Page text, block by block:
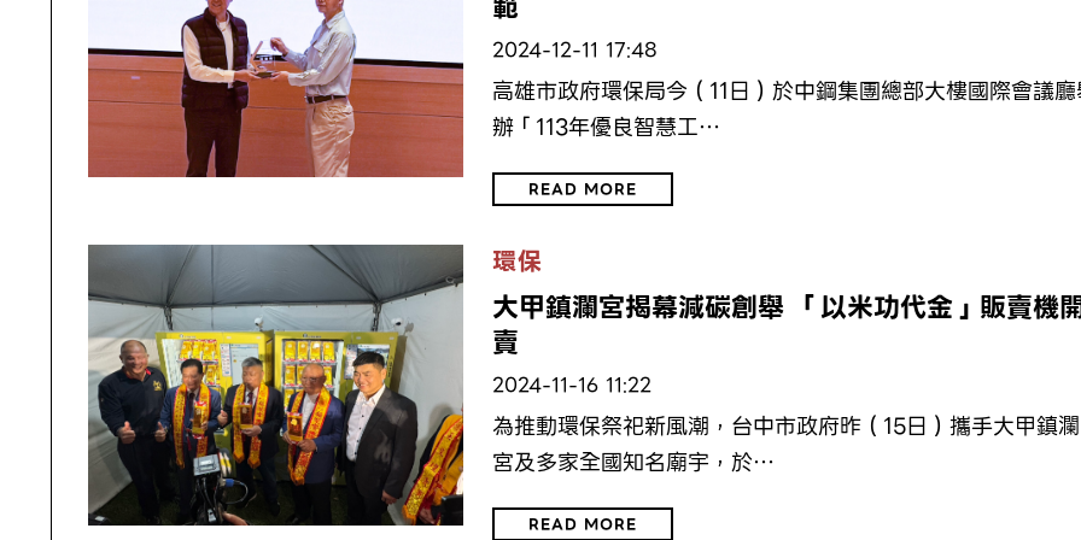
2024-12-11 17:48
高雄市政府環保局今（11日）於中鋼集團總部大樓國際會議
辦「113年優良智慧工…
READ MORE
環保
大甲鎮瀾宮揭幕減碳創舉 「以米功代金」販賣機
賣
2024-11-16 11:22
為推動環保祭祀新風潮，台中市政府昨（15日）攜手大甲鎮瀾
宮及多家全國知名廟宇，於…
READ MORE